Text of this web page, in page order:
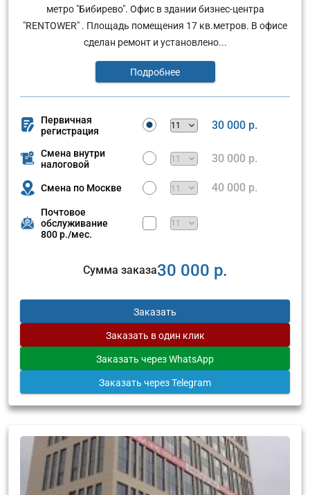
метро "Бибирево". Офис в здании бизнес-центра
"RENTOWER" . Площадь помещения 17 кв.метров. В офисе
сделан ремонт и установлено...
Подробнее
Первичная
регистрация
30 000 р.
Смена внутри
налоговой
30 000 р.
Смена по Москве 40 000 р.
Почтовое
обслуживание
800 р./мес.
Сумма заказа30 000 р.
Заказать
Заказать в один клик
Заказать через WhatsApp
Заказать через Telegram